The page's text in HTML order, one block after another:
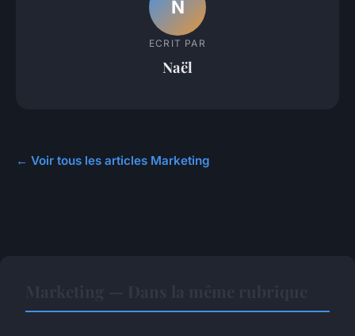
N
ECRIT PAR
Naël
← Voir tous les articles Marketing